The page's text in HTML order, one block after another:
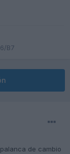
B7
de cambio